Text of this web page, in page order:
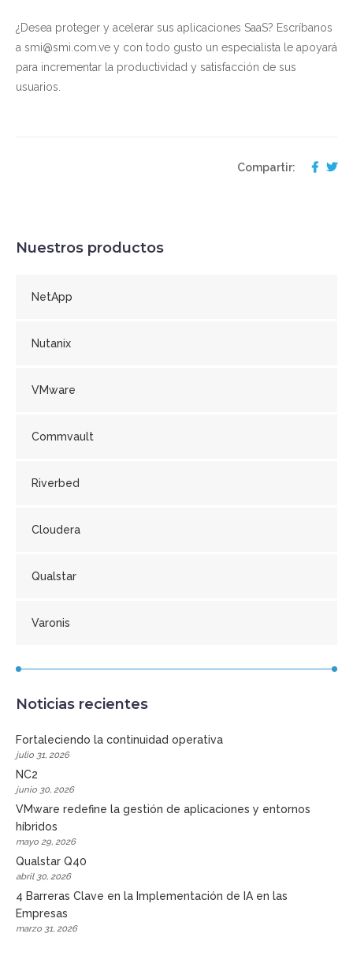
¿Desea proteger y acelerar sus aplicaciones SaaS? Escríbanos
a smi@smi.com.ve y con todo gusto un especialista le apoyará
para incrementar la productividad y satisfacción de sus
usuarios.
Compartir:
Nuestros productos
NetApp
Nutanix
VMware
Commvault
Riverbed
Cloudera
Qualstar
Varonis
Noticias recientes
Fortaleciendo la continuidad operativa
julio 31, 2026
NC2
junio 30, 2026
VMware redefine la gestión de aplicaciones y entornos
híbridos
mayo 29, 2026
Qualstar Q40
abril 30, 2026
4 Barreras Clave en la Implementación de IA en las
Empresas
marzo 31, 2026